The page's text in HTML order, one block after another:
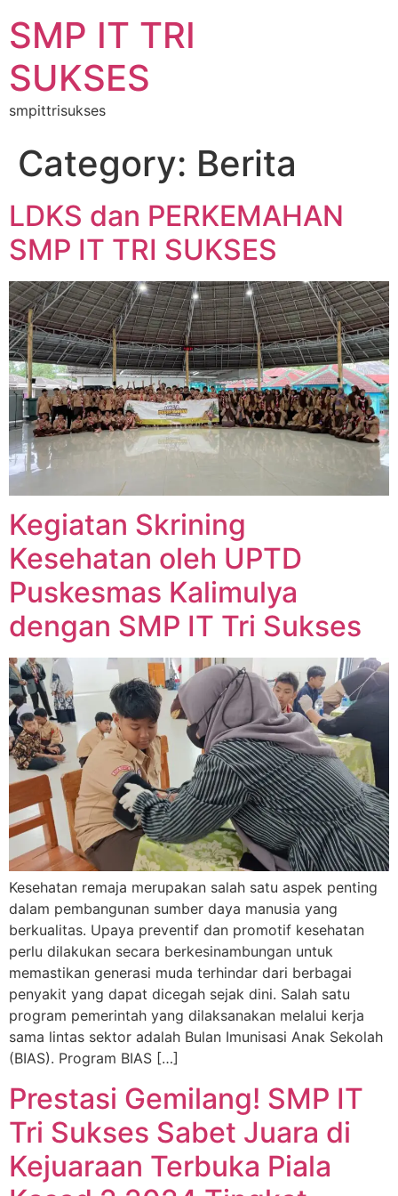
SMP IT TRI
SUKSES
smpittrisukses
Category: Berita
LDKS dan PERKEMAHAN
SMP IT TRI SUKSES
Kegiatan Skrining
Kesehatan oleh UPTD
Puskesmas Kalimulya
dengan SMP IT Tri Sukses
Kesehatan remaja merupakan salah satu aspek penting
dalam pembangunan sumber daya manusia yang
berkualitas. Upaya preventif dan promotif kesehatan
perlu dilakukan secara berkesinambungan untuk
memastikan generasi muda terhindar dari berbagai
penyakit yang dapat dicegah sejak dini. Salah satu
program pemerintah yang dilaksanakan melalui kerja
sama lintas sektor adalah Bulan Imunisasi Anak Sekolah
(BIAS). Program BIAS […]
Prestasi Gemilang! SMP IT
Tri Sukses Sabet Juara di
Kejuaraan Terbuka Piala